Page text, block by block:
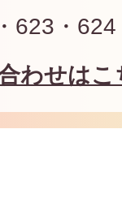
623・624
わせは